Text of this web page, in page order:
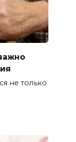
не только